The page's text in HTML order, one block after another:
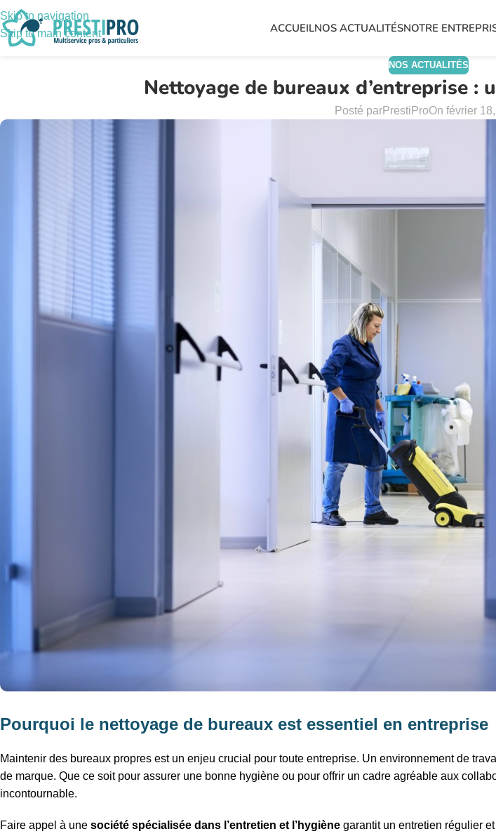
Skip to navigation
Skip to main content
ACCUEILNOS ACTUALITÉSNOTRE
NOS ACTUALITÉS
Nettoyage de bureaux d’entreprise :
Posté parPrestiProOn février
Pourquoi le nettoyage de bureaux est essentiel en entreprise
Maintenir des bureaux propres est un enjeu crucial pour toute entreprise. Un environnement de
de marque. Que ce soit pour assurer une bonne hygiène ou pour offrir un cadre agréable aux
incontournable.
Faire appel à une société spécialisée dans l’entretien et l’hygiène garantit un entretien régulier